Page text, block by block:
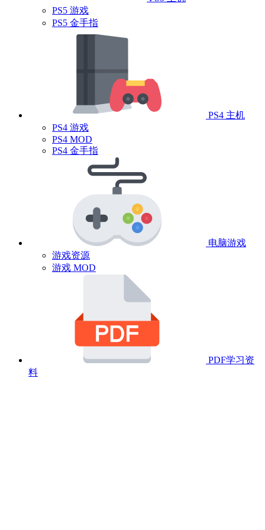
PS5 游戏
PS5 金手指
PS4 主机
PS4 游戏
PS4 MOD
PS4 金手指
电脑游戏
游戏资源
游戏 MOD
PDF学习资
料